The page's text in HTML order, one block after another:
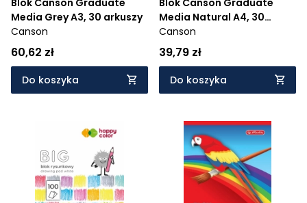
Media Grey A3, 30 arkuszy
Canson
60,62 zł
Do koszyka
Media Natural A4, 30
arkuszy
Canson
39,79 zł
Do koszyka